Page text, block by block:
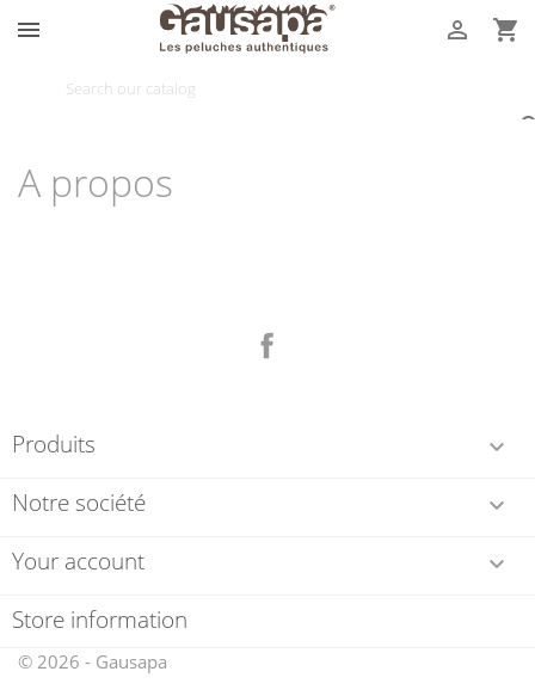
 

A propos
Produits 
Notre société 
Your account 
Store information
© 2026 - Gausapa